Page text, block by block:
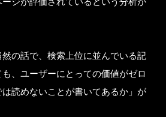
の話で、検索上位に並んでいる記
、ユーザーにとっての価値がゼロ
読めないことが書いてあるか」が